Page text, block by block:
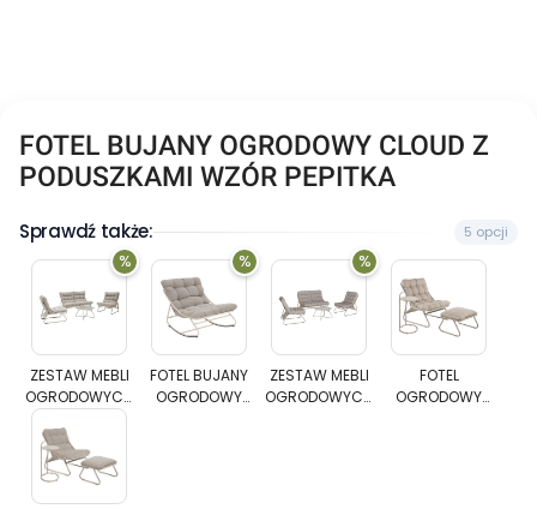
FOTEL BUJANY OGRODOWY CLOUD Z
PODUSZKAMI WZÓR PEPITKA
Sprawdź także: 5 opcji
ZESTAW
OGRODOWYCH
CLOUD
KAWOWY
%
ZESTAW MEBLI
OGRODOWYCH
WYPOCZYNKOW
O-KAWOWY
FOTEL
BUJANY
OGRODOWY
CLOUD
%
FOTEL BUJANY
OGRODOWY
ZESTAW
OGRODOWYCH
CLOUD
%
ZESTAW MEBLI
OGRODOWYCH
FOTEL
CLOUD
Z
FOTEL
OGRODOWY
FOTEL
OGRODOWY